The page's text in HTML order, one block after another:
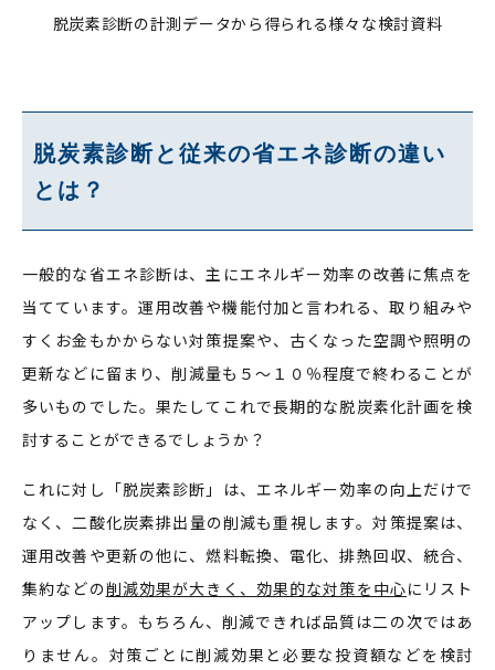
脱炭素診断の計測データから得られる様々な検討資料
脱炭素診断と従来の省エネ診断の違い
とは？
一般的な省エネ診断は、主にエネルギー効率の改善に焦点を
当てています。運用改善や機能付加と言われる、取り組みや
すくお金もかからない対策提案や、古くなった空調や照明の
更新などに留まり、削減量も５～１０％程度で終わることが
多いものでした。果たしてこれで長期的な脱炭素化計画を検
討することができるでしょうか？
これに対し「脱炭素診断」は、エネルギー効率の向上だけで
なく、二酸化炭素排出量の削減も重視します。対策提案は、
運用改善や更新の他に、燃料転換、電化、排熱回収、統合、
集約などの削減効果が大きく、効果的な対策を中心にリスト
アップします。もちろん、削減できれば品質は二の次ではあ
りません。対策ごとに削減効果と必要な投資額などを検討